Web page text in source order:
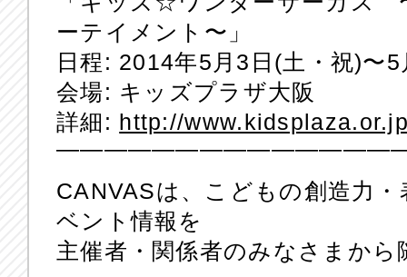
ーテイメント〜」
日程: 2014年5月3日(土・祝)〜
会場: キッズプラザ大阪
詳細: http://
CANVASは、こどもの創造力
ベント情報を
主催者・関係者のみなさまか